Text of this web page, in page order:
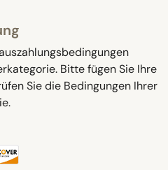
Bitte fügen Sie Ihre
Sie die Bedingungen Ihrer